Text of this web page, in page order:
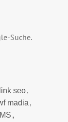
Suche.
seo,
madia ,
,